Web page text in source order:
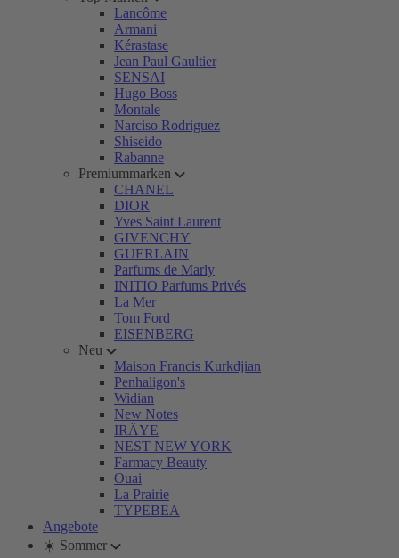
Lancôme
Armani
Kérastase
Jean Paul Gaultier
SENSAI
Hugo Boss
Montale
Narciso Rodriguez
Shiseido
Rabanne
Premiummarken
CHANEL
DIOR
Yves Saint Laurent
GIVENCHY
GUERLAIN
Parfums de Marly
INITIO Parfums Privés
La Mer
Tom Ford
EISENBERG
Neu
Maison Francis Kurkdjian
Penhaligon's
Widian
New Notes
IRÄYE
NEST NEW YORK
Farmacy Beauty
Ouai
La Prairie
TYPEBEA
Angebote
☀️ Sommer